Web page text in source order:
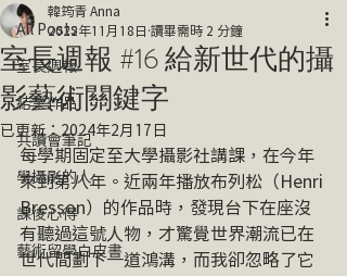
All Posts
室長週報
結業作品
共讀會筆記
學攝影的人
課後心得
藝術留學白皮書
室長週報 #16 給新世代的攝
影藝術關鍵字
韓筠青 Anna
2022年11月18日 讀畢需時 2 分鐘
已更新：2024年2月17日
每學期固定至大學攝影社講課，在今年
來到第八年。近兩年播放布列松（Henri
Bresson）的作品時，發現台下在座沒
有聽過這號人物，才驚覺世界潮流已在
世代間劃下一道鴻溝，而我卻忽略了它